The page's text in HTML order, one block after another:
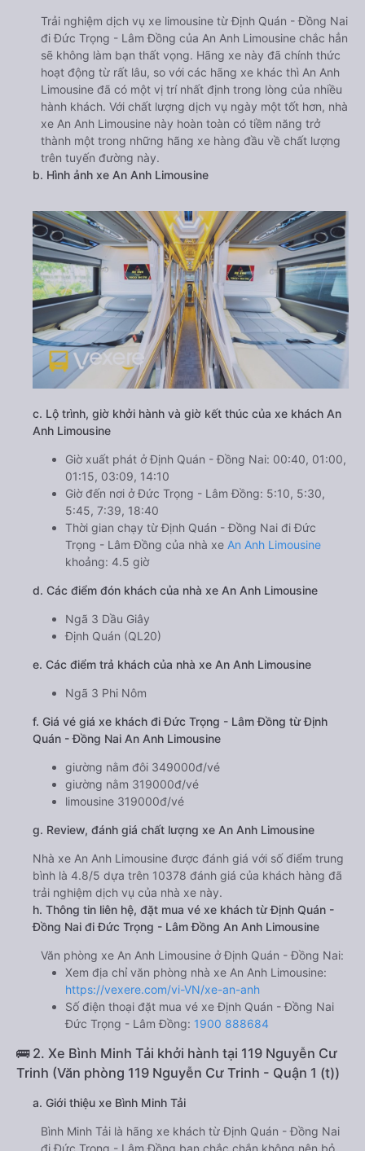
Trải nghiệm dịch vụ xe limousine từ Định Quán - Đồng Nai
đi Đức Trọng - Lâm Đồng của An Anh Limousine chắc hẳn
sẽ không làm bạn thất vọng. Hãng xe này đã chính thức
hoạt động từ rất lâu, so với các hãng xe khác thì An Anh
Limousine đã có một vị trí nhất định trong lòng của nhiều
hành khách. Với chất lượng dịch vụ ngày một tốt hơn, nhà
xe An Anh Limousine này hoàn toàn có tiềm năng trở
thành một trong những hãng xe hàng đầu về chất lượng
trên tuyến đường này.
b. Hình ảnh xe An Anh Limousine
c. Lộ trình, giờ khởi hành và giờ kết thúc của xe khách An
Anh Limousine
Giờ xuất phát ở Định Quán - Đồng Nai: 00:40, 01:00,
01:15, 03:09, 14:10
Giờ đến nơi ở Đức Trọng - Lâm Đồng: 5:10, 5:30,
5:45, 7:39, 18:40
Thời gian chạy từ Định Quán - Đồng Nai đi Đức
Trọng - Lâm Đồng của nhà xe An Anh Limousine
khoảng: 4.5 giờ
d. Các điểm đón khách của nhà xe An Anh Limousine
Ngã 3 Dầu Giây
Định Quán (QL20)
e. Các điểm trả khách của nhà xe An Anh Limousine
Ngã 3 Phi Nôm
f. Giá vé giá xe khách đi Đức Trọng - Lâm Đồng từ Định
Quán - Đồng Nai An Anh Limousine
giường nằm đôi 349000đ/vé
giường nằm 319000đ/vé
limousine 319000đ/vé
g. Review, đánh giá chất lượng xe An Anh Limousine
Nhà xe An Anh Limousine được đánh giá với số điểm trung
bình là 4.8/5 dựa trên 10378 đánh giá của khách hàng đã
trải nghiệm dịch vụ của nhà xe này.
h. Thông tin liên hệ, đặt mua vé xe khách từ Định Quán -
Đồng Nai đi Đức Trọng - Lâm Đồng An Anh Limousine
Văn phòng xe An Anh Limousine ở Định Quán - Đồng Nai:
Xem địa chỉ văn phòng nhà xe An Anh Limousine:
https://vexere.com/vi-VN/xe-an-anh
Số điện thoại đặt mua vé xe Định Quán - Đồng Nai
Đức Trọng - Lâm Đồng: 1900 888684
🚌 2. Xe Bình Minh Tải khởi hành tại 119 Nguyễn Cư
Trinh (Văn phòng 119 Nguyễn Cư Trinh - Quận 1 (t))
a. Giới thiệu xe Bình Minh Tải
Bình Minh Tải là hãng xe khách từ Định Quán - Đồng Nai